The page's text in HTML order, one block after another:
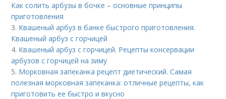
Как солить арбузы в бочке – основные принципы
приготовления
3. Квашеный арбуз в банке быстрого приготовления.
Квашеный арбуз с горчицей
4. Квашеный арбуз с горчицей. Рецепты консервации
арбузов с горчицей на зиму
5. Морковная запеканка рецепт диетический. Самая
полезная морковная запеканка: отличные рецепты, как
приготовить ее быстро и вкусно